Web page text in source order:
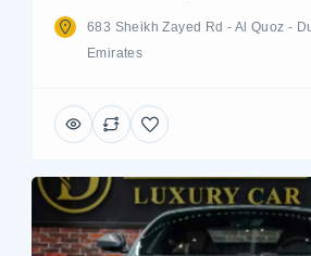
683 Sheikh Zayed Rd - Al Quoz -
Emirates